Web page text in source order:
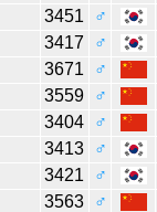
3451
♂
3417
♂
3671
♂
3559
♂
3404
♂
3413
♂
3421
♂
3563
♂